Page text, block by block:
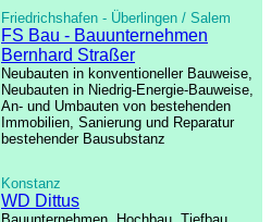
Friedrichshafen - Überlingen / Salem
FS Bau - Bauunternehmen
Bernhard Straßer
Neubauten in konventioneller Bauweise,
Neubauten in Niedrig-Energie-Bauweise,
An- und Umbauten von bestehenden
Immobilien, Sanierung und Reparatur
bestehender Bausubstanz
Konstanz
WD Dittus